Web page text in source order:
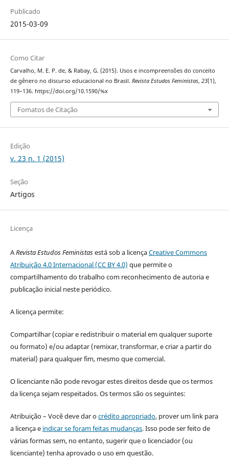
Publicado
2015-03-09
Como Citar
Carvalho, M. E. P. de, & Rabay, G. (2015). Usos e incompreensões do conceito
de gênero no discurso educacional no Brasil. Revista Estudos Feministas, 23(1),
119–136. https://doi.org/10.1590/%x
Fomatos de Citação
Edição
v. 23 n. 1 (2015)
Seção
Artigos
Licença
ARevista Estudos Feministasestá sob a licençaCreative Commons
Atribuição 4.0 Internacional (CC BY 4.0) que permite o
compartilhamento do trabalho com reconhecimento de autoria e
publicação inicial neste periódico.
A licença permite:
Compartilhar (copiar e redistribuir o material em qualquer suporte
ou formato) e/ou adaptar (remixar, transformar, e criar a partir do
material) para qualquer fim, mesmo que comercial.
O licenciante não pode revogar estes direitos desde que os termos
da licença sejam respeitados. Os termos são os seguintes:
Atribuição – Você deve dar ocrédito apropriado, prover um link para
a licença e indicar se foram feitas mudanças. Isso pode ser feito de
várias formas sem, no entanto, sugerir que o licenciador (ou
licenciante) tenha aprovado o uso em questão.